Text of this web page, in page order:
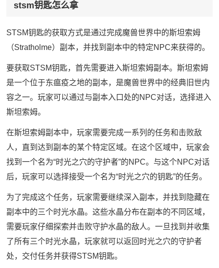
stsm钥匙怎么拿
STSM钥匙的获取方式是通过完成魔兽世界中的斯坦索姆
（Stratholme）副本，并找到副本中的特定NPC来获得的。
要获取STSM钥匙，首先需要进入斯坦索姆副本。斯坦索姆
是一个位于东瘟疫之地的副本，是魔兽世界中的经典旧世内
容之一。玩家可以通过与副本入口处的NPC对话，选择进入
斯坦索姆。
在斯坦索姆副本中，玩家需要完成一系列的任务和击败敌
人，直到达到副本的某个特定区域。在这个区域中，玩家会
找到一个名为“时光之穴的守护者”的NPC。与这个NPC对话
后，玩家可以选择接受一个名为“时光之穴的钥匙”的任务。
为了完成这个任务，玩家需要继续深入副本，并找到隐藏在
副本中的三个时光水晶。这些水晶分布在副本的不同区域，
需要玩家仔细探索并击败守护水晶的敌人。一旦找到并收集
了所有三个时光水晶，玩家就可以返回时光之穴的守护者
处，交付任务并获得STSM钥匙。